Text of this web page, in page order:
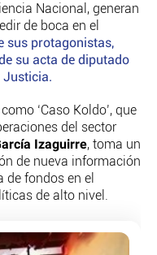
Nacional, generan
de boca en el
sus protagonistas,
su acta de diputado
Justicia.
‘Caso Koldo’, que
del sector
Izaguirre, toma un
de nueva información
de fondos en el
de alto nivel.